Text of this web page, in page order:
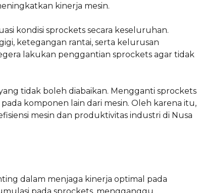
kinerja mesin.
kondisi sprockets secara keseluruhan.
ketegangan rantai, serta kelurusan
lakukan penggantian sprockets agar tidak
tidak boleh diabaikan. Mengganti sprockets
komponen lain dari mesin. Oleh karena itu,
mesin dan produktivitas industri di Nusa
dalam menjaga kinerja optimal pada